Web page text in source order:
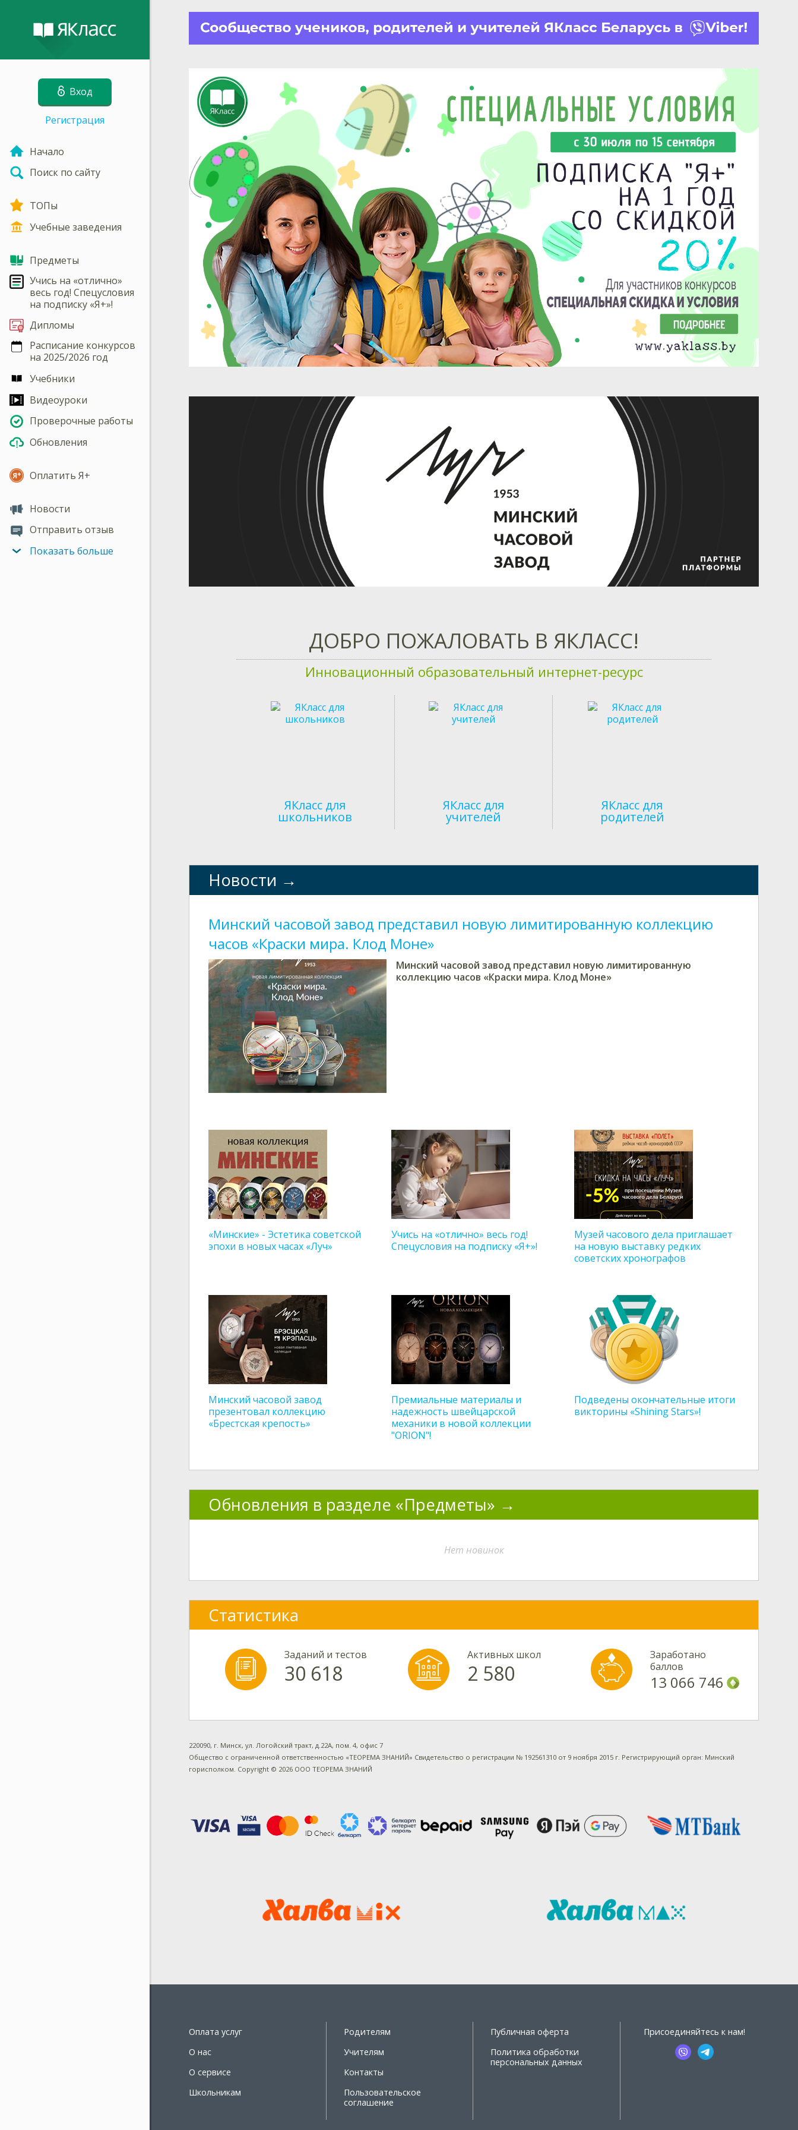
Вход
Регистрация
Начало
Поиск по сайту
ТОПы
Учебные заведения
Предметы
Учись на «отлично»
весь год! Спецусловия
на подписку «Я+»!
Дипломы
Расписание конкурсов
на 2025/2026 год
Учебники
Видеоуроки
Проверочные работы
Обновления
Оплатить Я+
Новости
Отправить отзыв
Показать больше
ДОБРО ПОЖАЛОВАТЬ В ЯКЛАСС!
Инновационный образовательный интернет-ресурс
ЯКласс для
школьников
ЯКласс для
учителей
ЯКласс для
родителей
Новости
Минский часовой завод представил новую лимитированную коллекцию
часов «Краски мира. Клод Моне»
Минский часовой завод представил новую лимитированную
коллекцию часов «Краски мира. Клод Моне»
«Минские» - Эстетика советской
эпохи в новых часах «Луч»
Учись на «отлично» весь год!
Спецусловия на подписку «Я+»!
Музей часового дела приглашает
на новую выставку редких
советских хронографов
Минский часовой завод
презентовал коллекцию
«Брестская крепость»
Премиальные материалы и
надежность швейцарской
механики в новой коллекции
"ORION"!
Подведены окончательные итоги
викторины «Shining Stars»!
Обновления в разделе «Предметы»
Нет новинок
Статистика
Заданий и тестов
30 618
Активных школ
2 580
Заработано
баллов
13 066 746
220090, г. Минск, ул. Логойский тракт, д.22А, пом. 4, офис 7
Общество с ограниченной ответственностью «ТЕОРЕМА ЗНАНИЙ» Свидетельство о регистрации № 192561310 от 9 ноября 2015 г. Регистрирующий орган: Минский
горисполком. Copyright © 2026 ООО ТЕОРЕМА ЗНАНИЙ
Оплата услуг
О нас
О сервисе
Школьникам
Родителям
Учителям
Контакты
Пользовательское
соглашение
Публичная оферта
Политика обработки
персональных данных
Присоединяйтесь к нам!